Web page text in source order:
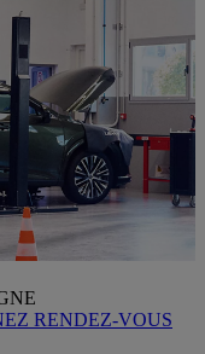
RENDEZ-VOUS